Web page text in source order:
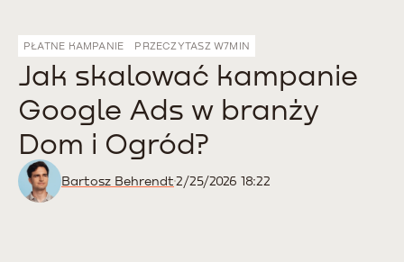
PŁATNE KAMPANIE PRZECZYTASZ W7MIN
Jak skalować kampanie
Google Ads w branży
Dom i Ogród?
Bartosz Behrendt2/25/2026 18:22